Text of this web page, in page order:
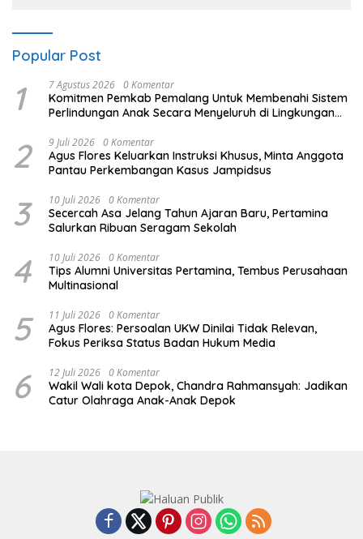
Popular Post
1 7 Agustus 2026 0 Komentar
Komitmen Pemkab Pemalang Untuk Membenahi Sistem
Perlindungan Anak Secara Menyeluruh di Lingkungan
2 9 Juli 2026 0 Komentar
Agus Flores Keluarkan Instruksi Khusus, Minta Anggota
Pantau Perkembangan Kasus Jampidsus
3 10 Juli 2026 0 Komentar
Secercah Asa Jelang Tahun Ajaran Baru, Pertamina
Salurkan Ribuan Seragam Sekolah
4 10 Juli 2026 0 Komentar
Tips Alumni Universitas Pertamina, Tembus Perusahaan
Multinasional
5 11 Juli 2026 0 Komentar
Agus Flores: Persoalan UKW Dinilai Tidak Relevan,
Fokus Periksa Status Badan Hukum Media
6 12 Juli 2026 0 Komentar
Wakil Wali kota Depok, Chandra Rahmansyah: Jadikan
Catur Olahraga Anak-Anak Depok